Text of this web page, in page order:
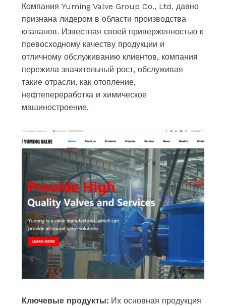
Компания Yuming Valve Group Co., Ltd. давно
признана лидером в области производства
клапанов. Известная своей приверженностью к
превосходному качеству продукции и
отличному обслуживанию клиентов, компания
пережила значительный рост, обслуживая
такие отрасли, как отопление,
нефтепереработка и химическое
машиностроение.
Ключевые продукты: Их основная продукция